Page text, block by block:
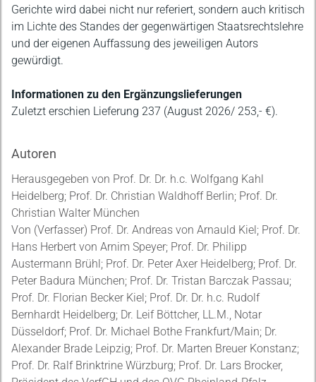
Gerichte wird dabei nicht nur referiert, sondern auch kritisch
im Lichte des Standes der gegenwärtigen Staatsrechtslehre
und der eigenen Auffassung des jeweiligen Autors
gewürdigt.
Informationen zu den Ergänzungslieferungen
Zuletzt erschien Lieferung 237 (August 2026/ 253,- €).
Autoren
Herausgegeben von Prof. Dr. Dr. h.c. Wolfgang Kahl
Heidelberg; Prof. Dr. Christian Waldhoff Berlin; Prof. Dr.
Christian Walter München
Von (Verfasser) Prof. Dr. Andreas von Arnauld Kiel; Prof. Dr.
Hans Herbert von Arnim Speyer; Prof. Dr. Philipp
Austermann Brühl; Prof. Dr. Peter Axer Heidelberg; Prof. Dr.
Peter Badura München; Prof. Dr. Tristan Barczak Passau;
Prof. Dr. Florian Becker Kiel; Prof. Dr. Dr. h.c. Rudolf
Bernhardt Heidelberg; Dr. Leif Böttcher, LL.M., Notar
Düsseldorf; Prof. Dr. Michael Bothe Frankfurt/Main; Dr.
Alexander Brade Leipzig; Prof. Dr. Marten Breuer Konstanz;
Prof. Dr. Ralf Brinktrine Würzburg; Prof. Dr. Lars Brocker,